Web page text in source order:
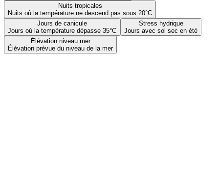
Nuits tropicales
Nuits où la température ne descend pas sous 20°C
Jours de canicule
Jours où la température dépasse 35°C
Stress hydrique
Jours avec sol sec en été
Élévation niveau mer
Élévation prévue du niveau de la mer